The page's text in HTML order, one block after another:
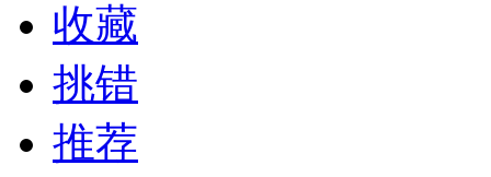
收藏
挑错
推荐